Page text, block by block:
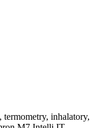
inhalatory,